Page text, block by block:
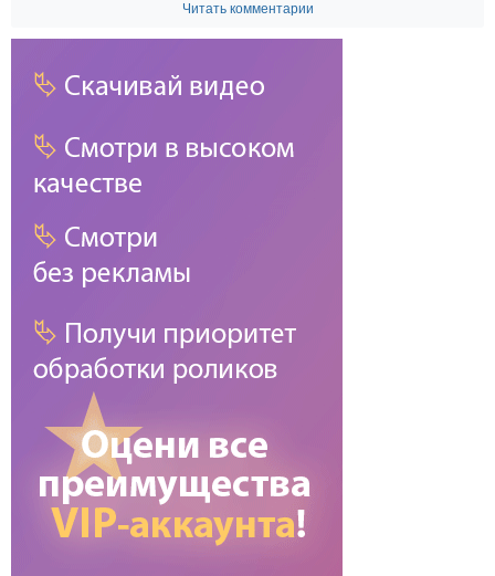
Читать комментарии